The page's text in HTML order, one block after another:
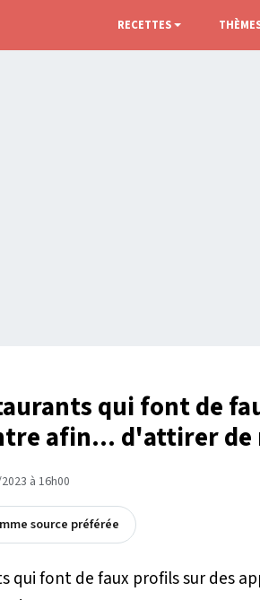
RECETTES
qui font de
afin... d'attirer de
à 16h00
source préférée